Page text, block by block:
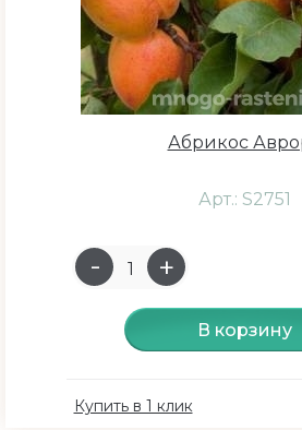
Абрикос
Арт.: S2751
В корзину
Купить в 1 клик